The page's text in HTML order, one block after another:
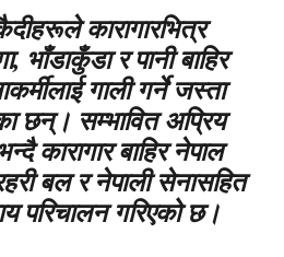
कारागारभित्र
भाँडाकुँडा र पानी बाहिर
गाली गर्ने जस्ता
छन्। सम्भावित अप्रिय
कारागार बाहिर नेपाल
बल र नेपाली सेनासहित
परिचालन गरिएको छ।